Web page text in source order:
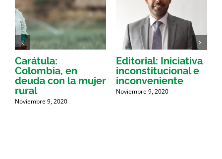
Carátula:
Colombia, en
deuda con la mujer
rural
Noviembre 9, 2020
Editorial: Iniciativa
inconstitucional e
inconveniente
Noviembre 9, 2020